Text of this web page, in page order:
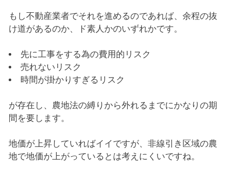
もし不動産業者でそれを進めるのであれば、余程の抜
け道があるのか、ド素人かのいずれかです。
先に工事をする為の費用的リスク
売れないリスク
時間が掛かりすぎるリスク
が存在し、農地法の縛りから外れるまでにかなりの期
間を要します。
地価が上昇していればイイですが、非線引き区域の農
地で地価が上がっているとは考えにくいですね。